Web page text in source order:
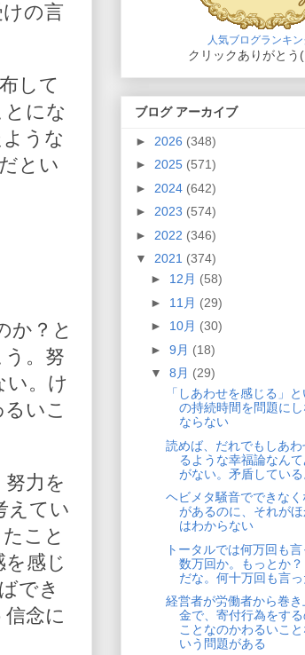
の言
して
にな
うな
とい
か？と
。努
い。け
いこ
力を
えてい
こと
感じ
でき
念に
人気ブログランキ
クリックありがとう
ブログ アーカイブ
► 2026 (348)
► 2025 (571)
► 2024 (642)
► 2023 (574)
► 2022 (346)
▼ 2021 (374)
► 12月 (58)
► 11月 (29)
► 10月 (30)
► 9月 (18)
▼ 8月 (29)
「しあわせを感じる」
の持続時間を問題に
ならない
読めば、だれでもしあ
るような幸福論なん
がない。矛盾している
ヘビメタ騒音でできなく
があるのに、それが
はわからない
トータルでは何万回も
数万回か。もっとか
だな。何十万回も言っ
経営者が労働者から巻き
金で、寄付行為をす
ことなのかわるいこと
いう問題がある